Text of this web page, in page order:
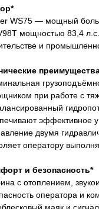
WS75 — мощный
мощностью 83,4
и
при работе с
эффективное
двумя
оператору
и безопасность*
с отоплением,
оператора и